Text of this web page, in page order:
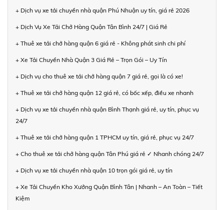
+ Dịch vụ xe tải chuyển nhà quận Phú Nhuận uy tín, giá rẻ 2026
+ Dịch Vụ Xe Tải Chở Hàng Quận Tân Bình 24/7 | Giá Rẻ
+ Thuê xe tải chở hàng quận 6 giá rẻ - Không phát sinh chi phí
+ Xe Tải Chuyển Nhà Quận 3 Giá Rẻ – Trọn Gói – Uy Tín
+ Dịch vụ cho thuê xe tải chở hàng quận 7 giá rẻ, gọi là có xe!
+ Thuê xe tải chở hàng quận 12 giá rẻ, có bốc xếp, điều xe nhanh
+ Dịch vụ xe tải chuyển nhà quận Bình Thạnh giá rẻ, uy tín, phục vụ
24/7
+ Thuê xe tải chở hàng quận 1 TPHCM uy tín, giá rẻ, phục vụ 24/7
+ Cho thuê xe tải chở hàng quận Tân Phú giá rẻ ✓ Nhanh chóng 24/7
+ Dịch vụ xe tải chuyển nhà quận 10 trọn gói giá rẻ, uy tín
+ Xe Tải Chuyển Kho Xưởng Quận Bình Tân | Nhanh – An Toàn – Tiết
Kiệm